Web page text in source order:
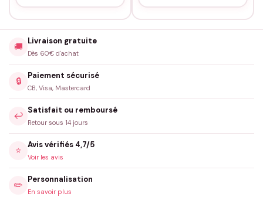
🚚
Livraison gratuite
Dès 60€ d'achat
🔒
Paiement sécurisé
CB, Visa, Mastercard
↩️
Satisfait ou remboursé
Retour sous 14 jours
⭐
Avis vérifiés 4,7/5
Voir les avis
✏️
Personnalisation
En savoir plus